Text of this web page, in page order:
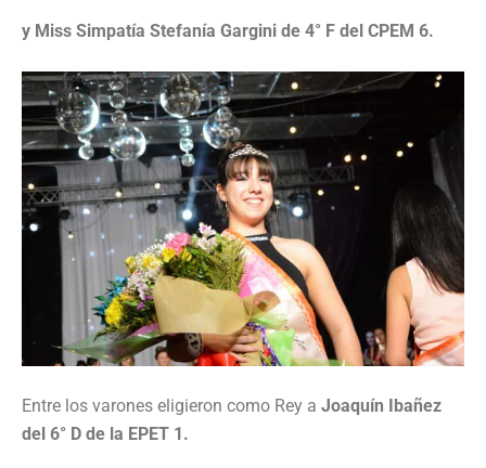
y Miss Simpatía Stefanía Gargini de 4° F del CPEM 6.
Entre los varones eligieron como Rey a Joaquín Ibañez
del 6° D de la EPET 1.